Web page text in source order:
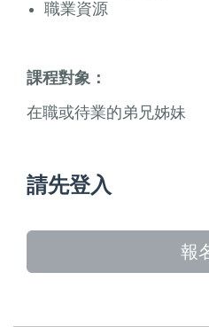
職業資源
課程對象 ：
在職或待業的弟兄姊妹
請先登入
報